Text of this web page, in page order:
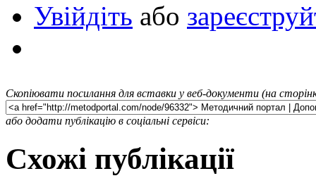
Увійдіть або
Скопіювати посилання для вставки у веб-документи (на
або додати публікацію в соціальні сервіси:
Схожі публікації